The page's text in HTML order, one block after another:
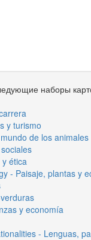
наборы
y turismo
de los animales
ética
- Paisaje, plantas y
y economía
- Lenguas,